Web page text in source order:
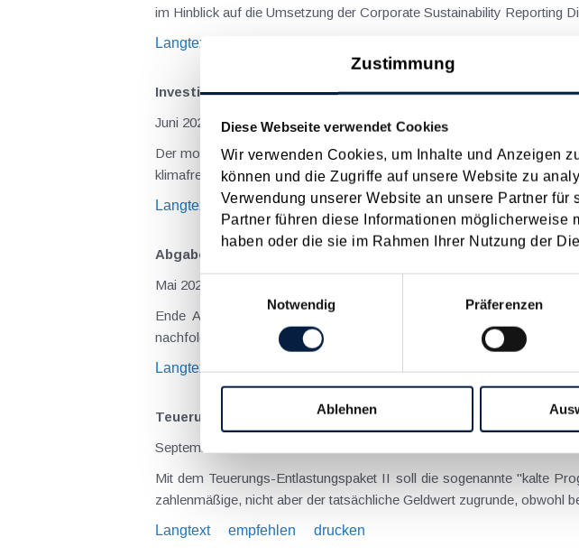
Zustimmung
Diese Webseite verwendet Cookies
Wir verwenden Cookies, um Inhalte und Anzeigen
können und die Zugriffe auf unsere Website zu
Verwendung unserer Website an unsere Partner
Partner führen diese Informationen
haben oder die sie im Rahmen Ihrer Nutzung der
Einwilligungsauswahl
Notwendig
Präferenzen
Ablehnen
im Hinblick auf die Umsetzung der Corporate Sustainability Reporting
Langtext
Investitionsfreibetrag - Öko-IFB-Verordnung final
Juni 2023
Der modernisierte Investitionsfreibetrag (IFB - siehe dazu auch KI
klimafreundlichen Wirtschaftsgütern des abnutzbaren
Langtext
empfehlen drucken
Abgabenänderungsgesetz 2023 - Begutachtungsentwurf
Mai 2023
Ende April 2023 ist das Abgabenänderungsgesetz 2023 im Status
nachfolgend überblicksmäßig
Langtext
Teuerungs-Entlastungspaket II als Begutachtungsentwurf
September 2022
Mit dem Teuerungs-Entlastungspaket II soll die sogenannte "kalte
zahlenmäßige, nicht aber der tatsächliche Geldwert zugrunde, obwohl
Langtext
empfehlen drucken